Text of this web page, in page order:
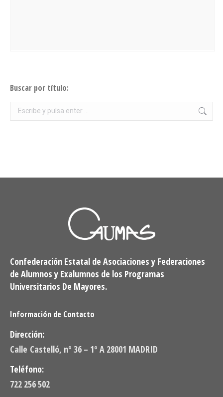
Buscar por título:
Buscar:
Confederación Estatal de Asociaciones y Federaciones
de Alumnos y Exalumnos de los Programas
Universitarios De Mayores.
Información de Contacto
Dirección:
Calle Castelló, nº 36 – 1º A 28001 MADRID
Teléfono:
722 256 502